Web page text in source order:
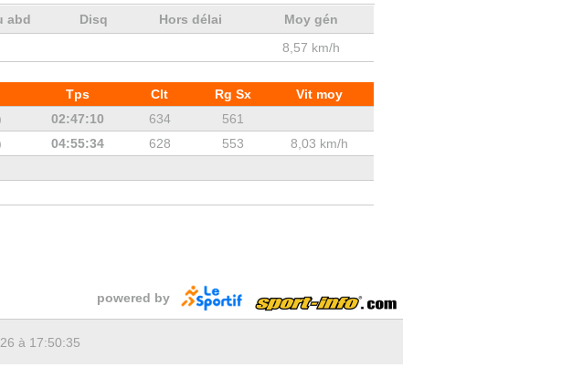
abd Disq Hors délai
Moy gén
8,57 km/h
Tps Clt Rg Sx
Vit moy
02:47:10 634
561
04:55:34 628 553
8,03 km/h
powered by
à 17:50:35